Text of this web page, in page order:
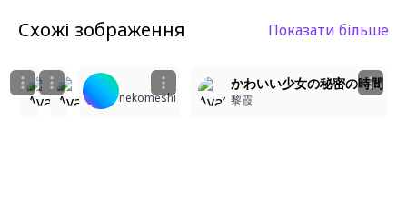
Схожі зображення Показати більше
Tesserac
Pink-Haired Cat Girl in a Dreamy Scene
Henry Masenda
nekomeshi
かわいい少女の秘密の時間
黎霞